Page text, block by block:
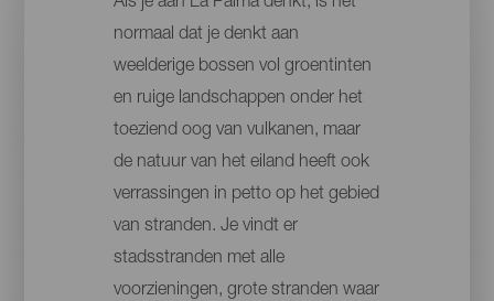
normaal dat je denkt aan
weelderige bossen vol groentinten
en ruige landschappen onder het
toeziend oog van vulkanen, maar
de natuur van het eiland heeft ook
verrassingen in petto op het gebied
van stranden. Je vindt er
stadsstranden met alle
voorzieningen, grote stranden waar